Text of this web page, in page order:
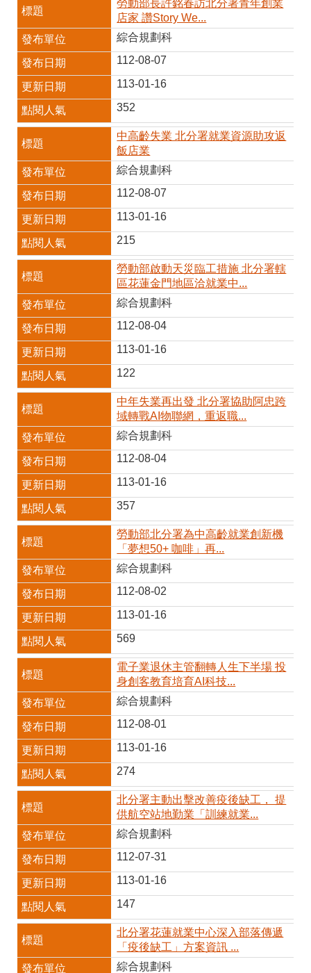
勞動部長許銘春訪北分署青年創業
店家 讚Story We...
綜合規劃科
112-08-07
113-01-16
352
中高齡失業 北分署就業資源助攻返
飯店業
綜合規劃科
112-08-07
113-01-16
215
勞動部啟動天災臨工措施 北分署轄
區花蓮金門地區洽就業中...
綜合規劃科
112-08-04
113-01-16
122
中年失業再出發 北分署協助阿忠跨
域轉戰AI物聯網，重返職...
綜合規劃科
112-08-04
113-01-16
357
勞動部北分署為中高齡就業創新機
「夢想50+ 咖啡」再...
綜合規劃科
112-08-02
113-01-16
569
電子業退休主管翻轉人生下半場 投
身創客教育培育AI科技...
綜合規劃科
112-08-01
113-01-16
274
北分署主動出擊改善疫後缺工， 提
供航空站地勤業「訓練就業...
綜合規劃科
112-07-31
113-01-16
147
北分署花蓮就業中心深入部落傳遞
「疫後缺工」方案資訊 ...
綜合規劃科